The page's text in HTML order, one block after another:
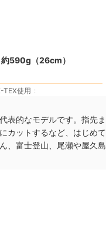
約590g（26cm）
TEX使用
表的なモデルです。指先ま
カットするなど、はじめて
、富士登山、尾瀬や屋久島